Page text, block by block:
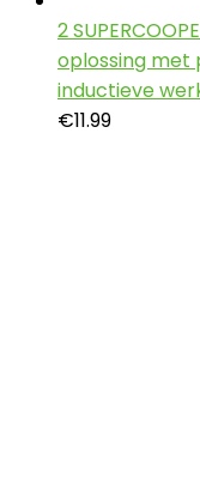
2
oplossing met
inductieve
€11.99